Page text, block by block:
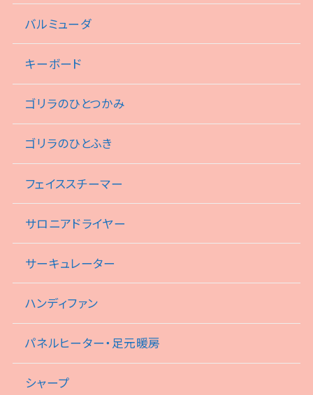
バルミューダ
キーボード
ゴリラのひとつかみ
ゴリラのひとふき
フェイススチーマー
サロニアドライヤー
サーキュレーター
ハンディファン
パネルヒーター・足元暖房
シャープ